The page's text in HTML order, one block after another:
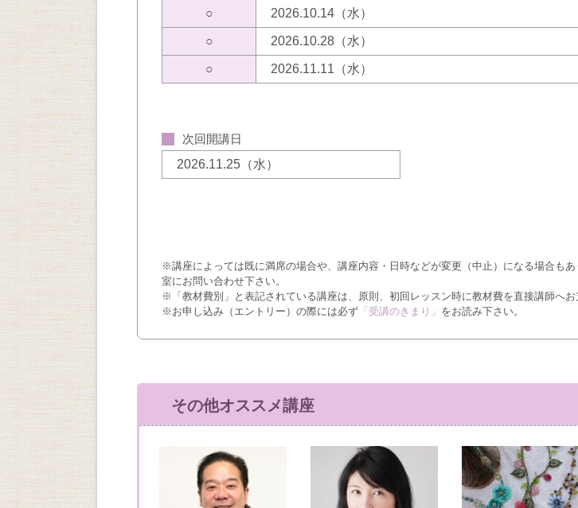
○ 2026.10.14（水）
○ 2026.10.28（水）
○ 2026.11.11（水）
次回開講日
2026.11.25（水）
※講座によっては既に満席の場合や、講座内容・日時などが変更（中止）になる場合も
室にお問い合わせ下さい。
※「教材費別」と表記されている講座は、原則、初回レッスン時に教材費を直接講師へお
※お申し込み（エントリー）の際には必ず 「受講のきまり」 をお読み下さい。
その他オススメ講座